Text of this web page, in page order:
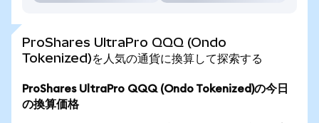
ProShares UltraPro QQQ (Ondo
Tokenized)を人気の通貨に換算して探索する
ProShares UltraPro QQQ (Ondo Tokenized)の今日
の換算価格